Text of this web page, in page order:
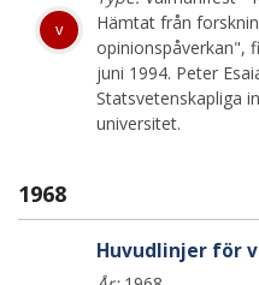
v
Hämtat från
opinionspåverkan",
juni 1994. Peter
Statsvetenskapliga
universitet.
1968
Huvudlinjer för